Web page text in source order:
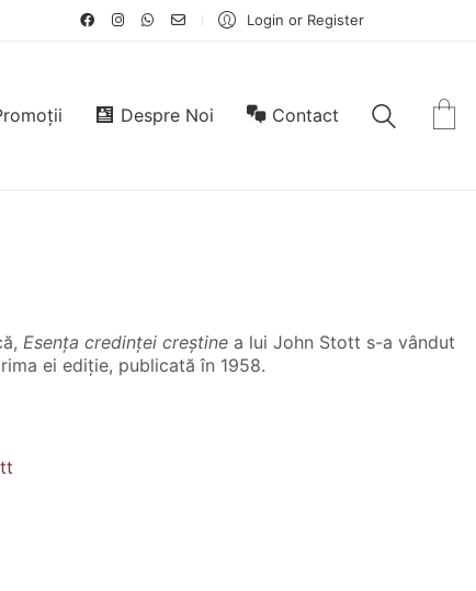
Login or Register
Despre Noi Contact
Esența credinței creștine a lui John Stott s-a vândut
ei ediție, publicată în 1958.